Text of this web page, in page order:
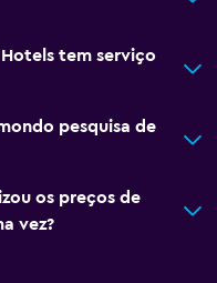
tem serviço
pesquisa de
os preços de
vez?